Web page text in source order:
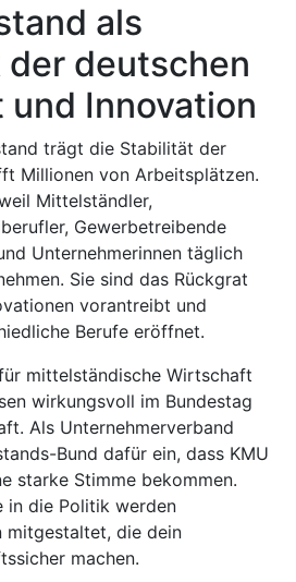
als
deutschen
Innovation
trägt die Stabilität der
Millionen von Arbeitsplätzen.
Mittelständler,
Gewerbetreibende
Unternehmerinnen täglich
Sie sind das Rückgrat
vorantreibt und
Berufe eröffnet.
mittelständische Wirtschaft
wirkungsvoll im Bundestag
Als Unternehmerverband
Bund dafür ein, dass KMU
starke Stimme bekommen.
in die Politik werden
mitgestaltet, die dein
machen.